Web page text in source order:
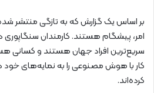
بر اساس یک گزارش که به تازگی منتشر
امر، پیشگام هستند. کارمندان
سریع‌ترین افراد جهان هستند و کسانی
کار با هوش مصنوعی را به نمایه‌های خود
کرده‌اند.